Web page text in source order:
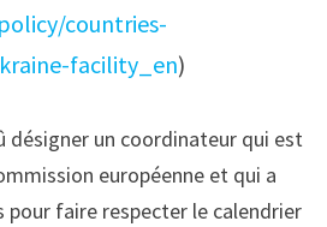
countries-
facility_en)
désigner un coordinateur qui est
européenne et qui a
pour faire respecter le calendrier